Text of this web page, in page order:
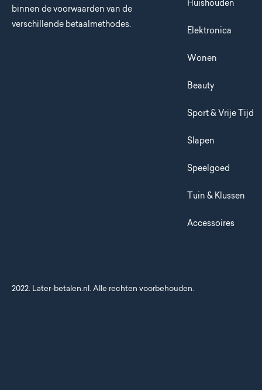
binnen de voorwaarden van de
verschillende betaalmethodes.
Huishouden
Elektronica
Wonen
Beauty
Sport & Vrije Tijd
Slapen
Speelgoed
Tuin & Klussen
Accessoires
2022. Later-betalen.nl. Alle rechten voorbehouden.